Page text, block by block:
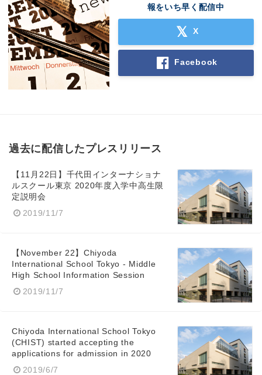
報をいち早く配信中
X
Facebook
過去に配信したプレスリリース
【11月22日】千代田インターナショナ
ルスクール東京 2020年度入学中高生限
定説明会
2019/11/7
【November 22】Chiyoda
International School Tokyo - Middle
High School Information Session
2019/11/7
Chiyoda International School Tokyo
(CHIST) started accepting the
applications for admission in 2020
2019/6/7